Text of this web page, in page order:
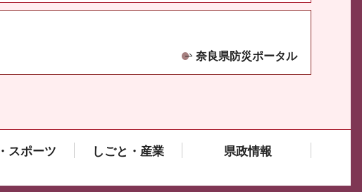
奈良県防災ポータル
スポーツ しごと・産業 県政情報